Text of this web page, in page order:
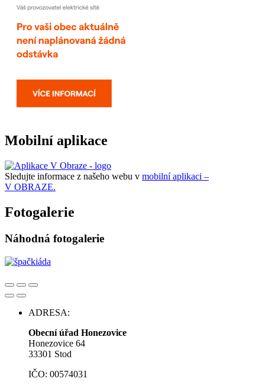
Mobilní aplikace
Sledujte informace z našeho webu v mobilní aplikaci –
V OBRAZE.
Fotogalerie
Náhodná fotogalerie
ADRESA:
Obecní úřad Honezovice
Honezovice 64
33301 Stod
IČO: 00574031